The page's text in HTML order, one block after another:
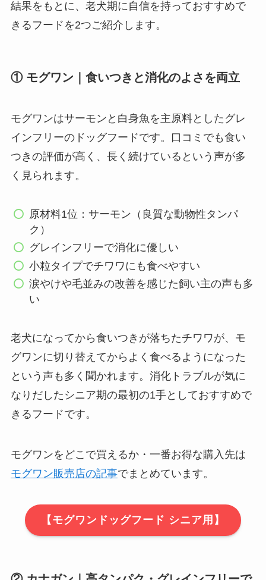
結果をもとに、老犬期に自信を持っておすすめで
きるフードを2つご紹介します。
① モグワン｜食いつきと消化のよさを両立
モグワンはサーモンと白身魚を主原料としたグレ
インフリーのドッグフードです。口コミでも食い
つきの評価が高く、長く続けているという声が多
く見られます。
原材料1位：サーモン（良質な動物性タンパ
ク）
グレインフリーで消化に優しい
小粒タイプでチワワにも食べやすい
涙やけや毛並みの改善を感じた飼い主の声も多
い
老犬になってから食いつきが落ちたチワワが、モ
グワンに切り替えてからよく食べるようになった
という声も多く聞かれます。消化トラブルが気に
なりだしたシニア期の最初の1手としておすすめで
きるフードです。
モグワンをどこで買えるか・一番お得な購入先は
モグワン販売店の記事でまとめています。
【モグワンドッグフード シニア用】